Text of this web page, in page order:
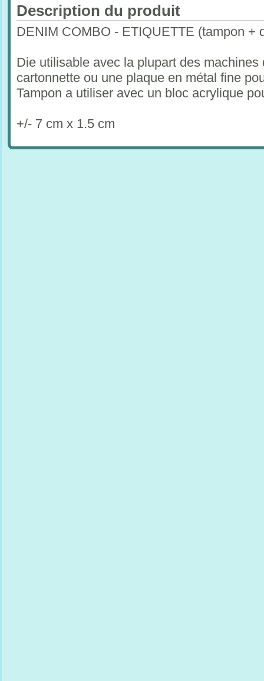
Description du produit
DENIM COMBO - ETIQUETTE (tampon +
Die utilisable avec la plupart des
cartonnette ou une plaque en métal fine
Tampon a utiliser avec un bloc acrylique
+/- 7 cm x 1.5 cm